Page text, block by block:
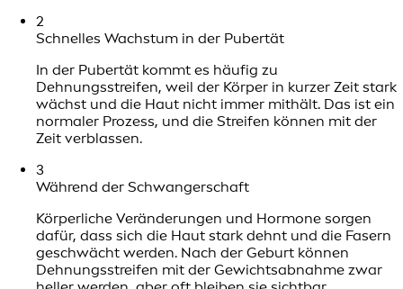
2
Schnelles Wachstum in der Pubertät
In der Pubertät kommt es häufig zu
Dehnungsstreifen, weil der Körper in kurzer Zeit stark
wächst und die Haut nicht immer mithält. Das ist ein
normaler Prozess, und die Streifen können mit der
Zeit verblassen.
3
Während der Schwangerschaft
Körperliche Veränderungen und Hormone sorgen
dafür, dass sich die Haut stark dehnt und die Fasern
geschwächt werden. Nach der Geburt können
Dehnungsstreifen mit der Gewichtsabnahme zwar